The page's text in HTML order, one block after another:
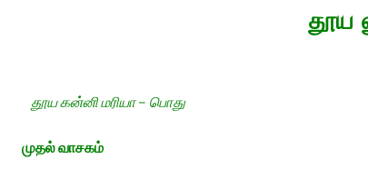
தூய
தூய கன்னி மரியா – பொது
முதல் வாசகம்